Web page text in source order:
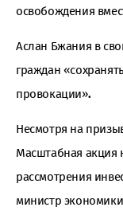
освобождения
Аслан Бжания в
граждан
провокации».
Несмотря на
Масштабная акция
рассмотрения
министр